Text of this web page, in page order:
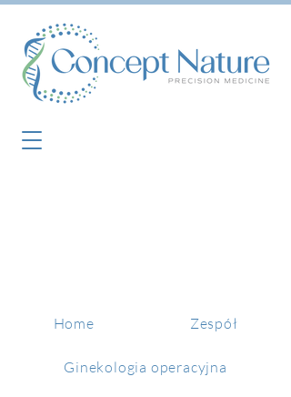
Home Zespół
Ginekologia operacyjna